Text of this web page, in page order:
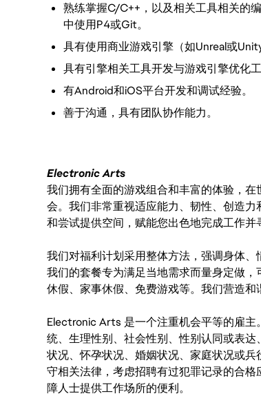
熟练掌握C/C++，以及相关工具相关的
中使用P4或Git。
具有使用商业游戏引擎（如Unreal或
具有引擎相关工具开发与游戏引擎优化工
有Android和iOS平台开发和调试经验。
善于沟通，具有团队协作能力。
Electronic Arts
我们拥有全面的游戏组合和丰富的体验，
会。我们非常重视适应能力、韧性、创造
和尝试提供空间，赋能您出色地完成工作并
我们对福利计划采用整体方法，强调身体、
我们的套餐专为满足当地需求而量身定做
休假、家事休假、免费游戏等。我们营造和
Electronic Arts 是一个注重机会平等的雇
统、生理性别、社会性别、性别认同或表
状况、怀孕状况、婚姻状况、家庭状况或
守相关法律，考虑招聘有过犯罪记录的合
障人士提供工作场所的便利。